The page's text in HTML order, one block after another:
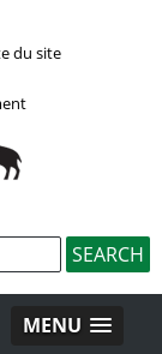
du site
MENU